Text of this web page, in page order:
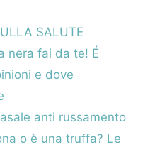
SALUTE
nera fai da te! É
e dove
anti russamento
o è una truffa? Le